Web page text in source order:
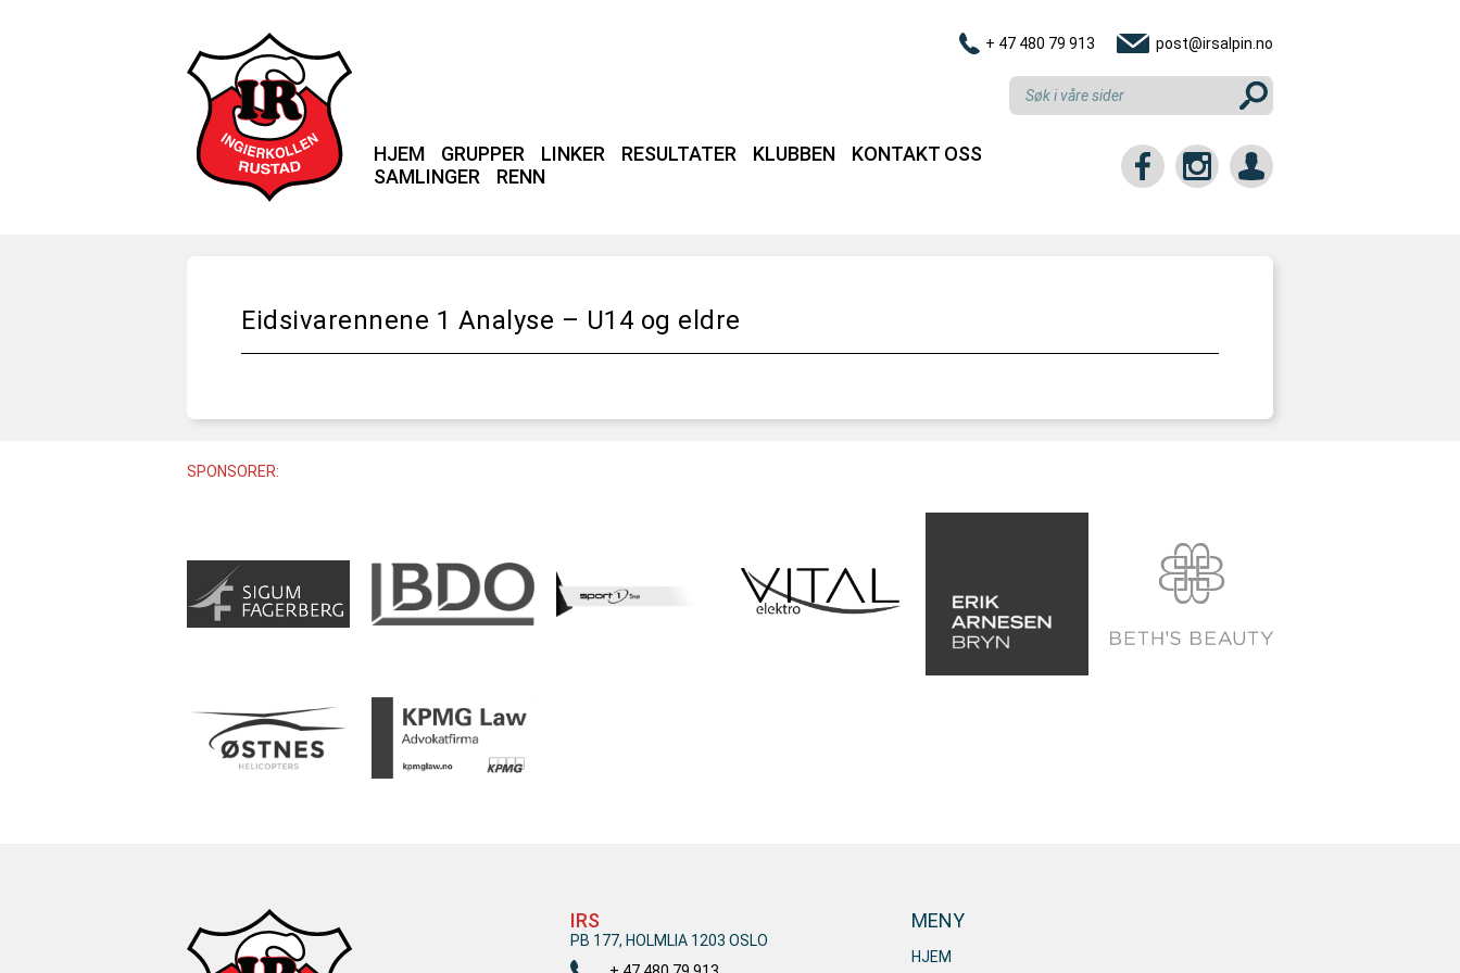
+ 47 480 79 913 post@irsalpin.no
HJEM GRUPPER LINKER RESULTATER KLUBBEN
KONTAKT OSS
SAMLINGER
RENN
Eidsivarennene 1 Analyse – U14 og eldre
SPONSORER:
IRS
PB 177, HOLMLIA 1203 OSLO
MENY
HJEM